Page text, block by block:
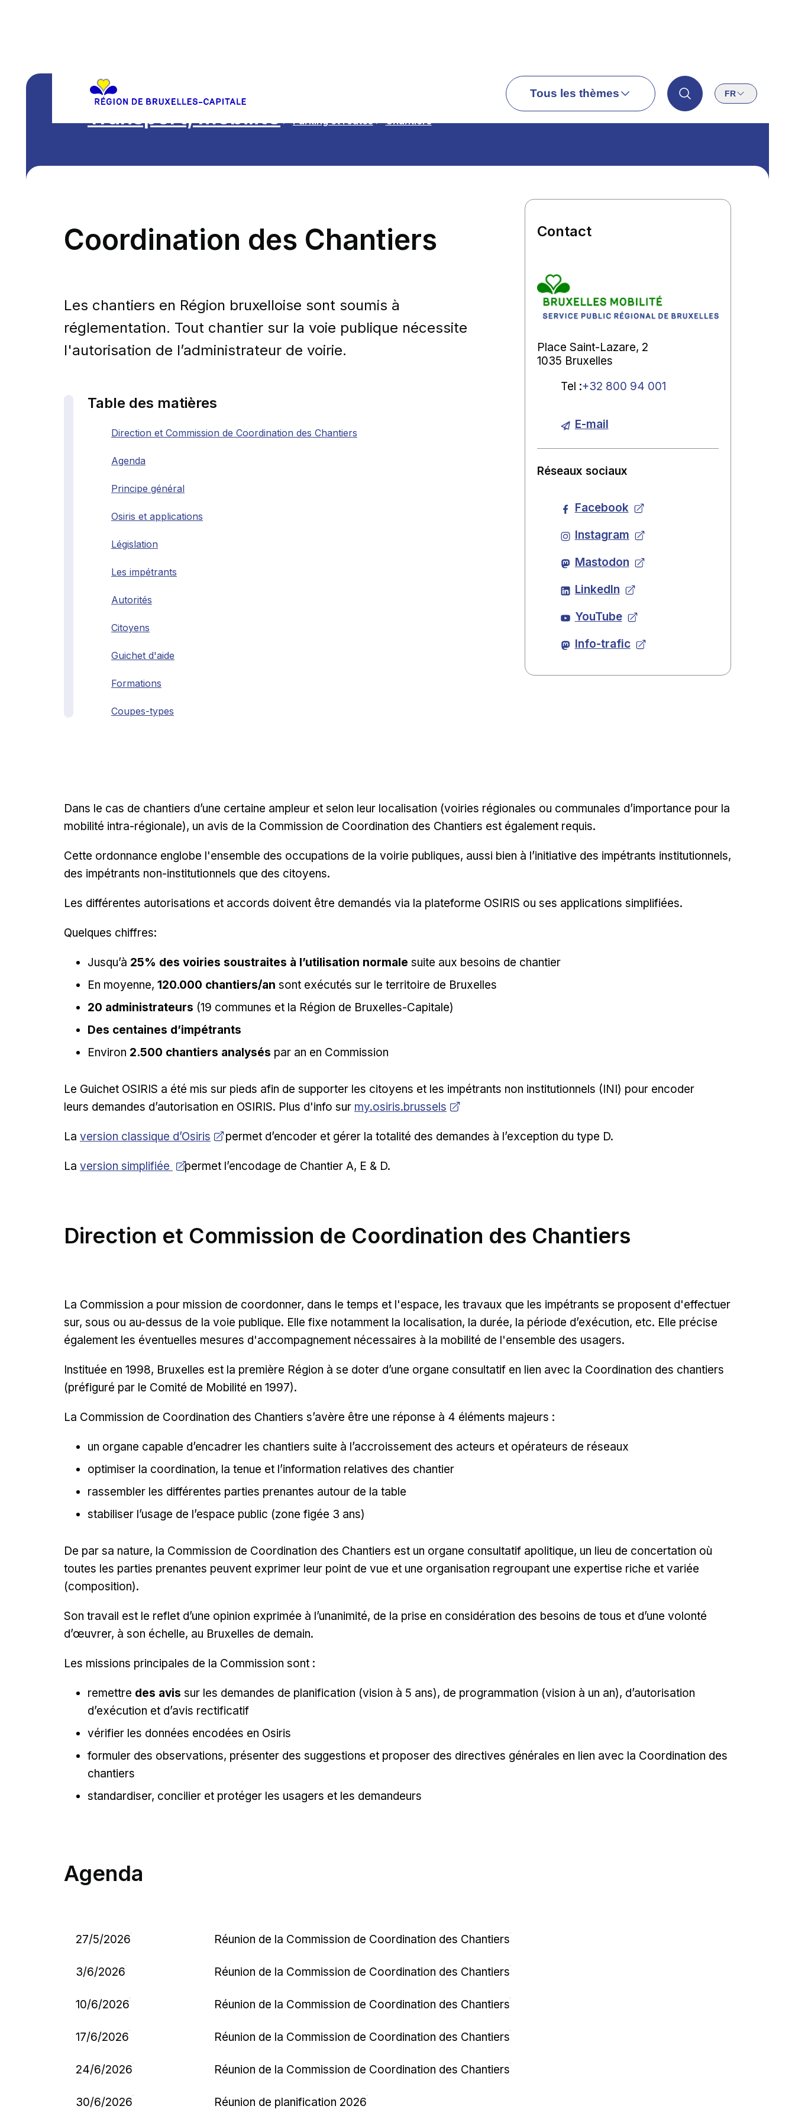
Tous les thèmes FR
Transport, mobilité Parking et routes Chantiers
Coordination des Chantiers
Les chantiers en Région bruxelloise sont soumis à
réglementation. Tout chantier sur la voie publique nécessite
l'autorisation de l’administrateur de voirie.
Table des matières
Direction et Commission de Coordination des Chantiers
Agenda
Principe général
Osiris et applications
Législation
Les impétrants
Autorités
Citoyens
Guichet d'aide
Formations
Coupes-types
Contact
Place Saint-Lazare, 2
1035 Bruxelles
Tel :+32 800 94 001
E-mail
Réseaux sociaux
Facebook
Instagram
Mastodon
LinkedIn
YouTube
Info-trafic
Dans le cas de chantiers d’une certaine ampleur et selon leur localisation (voiries régionales ou communales d’importance pour la
mobilité intra-régionale), un avis de la Commission de Coordination des Chantiers est également requis.
Cette ordonnance englobe l'ensemble des occupations de la voirie publiques, aussi bien à l’initiative des impétrants institutionnels,
des impétrants non-institutionnels que des citoyens.
Les différentes autorisations et accords doivent être demandés via la plateforme OSIRIS ou ses applications simplifiées.
Quelques chiffres:
Jusqu’à 25% des voiries soustraites à l’utilisation normale suite aux besoins de chantier
En moyenne, 120.000 chantiers/an sont exécutés sur le territoire de Bruxelles
20 administrateurs (19 communes et la Région de Bruxelles-Capitale)
Des centaines d’impétrants
Environ 2.500 chantiers analysés par an en Commission
Le Guichet OSIRIS a été mis sur pieds afin de supporter les citoyens et les impétrants non institutionnels (INI) pour encoder
leurs demandes d’autorisation en OSIRIS. Plus d'info sur Ouvrir dans une nouvelle fenêtre
my.osiris.brussels
La Ouvrir dans une nouvelle fenêtre
version classique d’Osiris permet d’encoder et gérer la totalité des demandes à l’exception du type D.
La Ouvrir dans une nouvelle fenêtre
version simplifiée permet l’encodage de Chantier A, E & D.
Direction et Commission de Coordination des Chantiers
La Commission a pour mission de coordonner, dans le temps et l'espace, les travaux que les impétrants se proposent d'effectuer
sur, sous ou au-dessus de la voie publique. Elle fixe notamment la localisation, la durée, la période d’exécution, etc. Elle précise
également les éventuelles mesures d'accompagnement nécessaires à la mobilité de l'ensemble des usagers.
Instituée en 1998, Bruxelles est la première Région à se doter d’une organe consultatif en lien avec la Coordination des chantiers
(préfiguré par le Comité de Mobilité en 1997).
La Commission de Coordination des Chantiers s’avère être une réponse à 4 éléments majeurs :
un organe capable d’encadrer les chantiers suite à l’accroissement des acteurs et opérateurs de réseaux
optimiser la coordination, la tenue et l’information relatives des chantier
rassembler les différentes parties prenantes autour de la table
stabiliser l’usage de l’espace public (zone figée 3 ans)
De par sa nature, la Commission de Coordination des Chantiers est un organe consultatif apolitique, un lieu de concertation où
toutes les parties prenantes peuvent exprimer leur point de vue et une organisation regroupant une expertise riche et variée
(composition).
Son travail est le reflet d’une opinion exprimée à l’unanimité, de la prise en considération des besoins de tous et d’une volonté
d’œuvrer, à son échelle, au Bruxelles de demain.
Les missions principales de la Commission sont :
remettre des avis sur les demandes de planification (vision à 5 ans), de programmation (vision à un an), d’autorisation
d’exécution et d’avis rectificatif
vérifier les données encodées en Osiris
formuler des observations, présenter des suggestions et proposer des directives générales en lien avec la Coordination des
chantiers
standardiser, concilier et protéger les usagers et les demandeurs
Agenda
27/5/2026 Réunion de la Commission de Coordination des Chantiers
3/6/2026 Réunion de la Commission de Coordination des Chantiers
10/6/2026 Réunion de la Commission de Coordination des Chantiers
17/6/2026 Réunion de la Commission de Coordination des Chantiers
24/6/2026 Réunion de la Commission de Coordination des Chantiers
30/6/2026 Réunion de planification 2026